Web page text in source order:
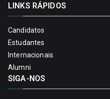
LINKS RÁPIDOS
Candidatos
Estudantes
Internacionais
Alumni
SIGA-NOS